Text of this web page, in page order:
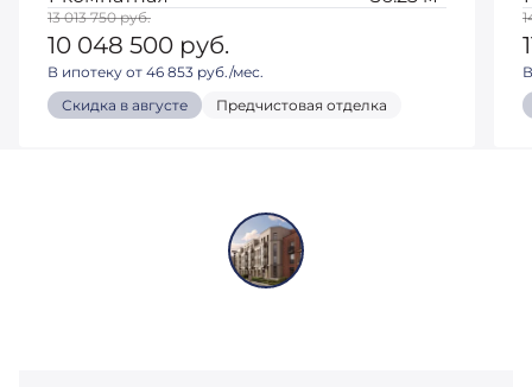
13 013 750руб.
10 048 500 руб.
В ипотеку от 46 853 руб./мес.
Скидка в августе
Предчистовая отделка